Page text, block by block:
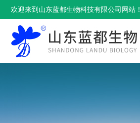
欢迎来到山东蓝都生物科技有限公司网站！